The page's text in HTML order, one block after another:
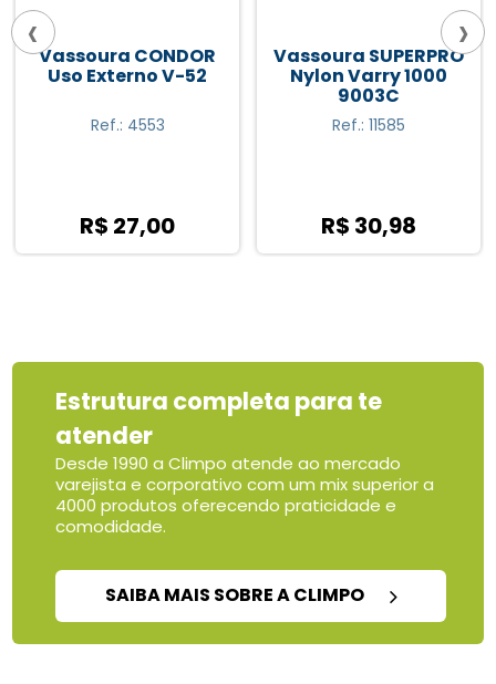
Vassoura CONDOR
Uso Externo V-52
Ref.: 4553
R$ 27,00
Vassoura SUPERPRO
Nylon Varry 1000
9003C
Ref.: 11585
R$ 30,98
‹ ›
Estrutura completa para te
atender
Desde 1990 a Climpo atende ao mercado
varejista e corporativo com um mix superior a
4000 produtos oferecendo praticidade e
comodidade.
SAIBA MAIS SOBRE A CLIMPO